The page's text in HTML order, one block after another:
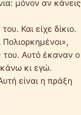
μόνον αν κάνεις
Και είχε δίκιο.
Αυτό έκαναν ο
κι εγώ.
είναι η πράξη